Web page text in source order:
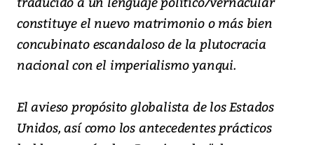
constituye el nuevo matrimonio o más bien
concubinato escandaloso de la plutocracia
nacional con el imperialismo yanqui.
El avieso propósito globalista de los Estados
Unidos, así como los antecedentes prácticos